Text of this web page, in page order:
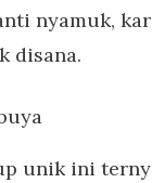
nyamuk,
disana.
unik ini